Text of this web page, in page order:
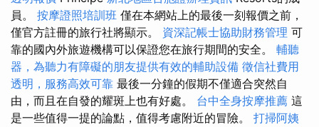
員。 按摩證照培訓班 僅在本網站上的最後一刻報價之前，
僅官方註冊的旅行社將顯示。 資深記帳士協助財務管理 可
靠的國內外旅遊機構可以保證您在旅行期間的安全。 輔聽
器，為聽力有障礙的朋友提供有效的輔助設備 徵信社費用
透明，服務高效可靠 最後一分鐘的假期不僅適合突然自
由，而且在自發的耀斑上也有好處。 台中全身按摩推薦 這
是一些值得一提的論點，值得考慮附近的冒險。 打掃阿姨